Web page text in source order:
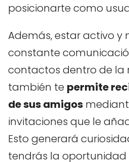
posicionarte como
Además, estar activo y
constante
contactos dentro de la
también te permite
de sus amigos
invitaciones que le
Esto generará
tendrás la oportunidad